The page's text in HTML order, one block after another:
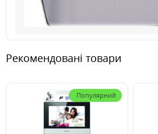
Рекомендовані товари
Популярний